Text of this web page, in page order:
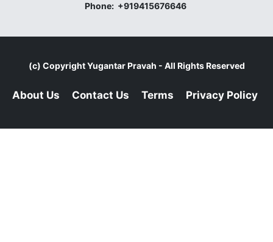
Phone: +919415676646
(c) CopyrightYugantar Pravah - All Rights Reserved
About Us Contact Us Terms Privacy Policy